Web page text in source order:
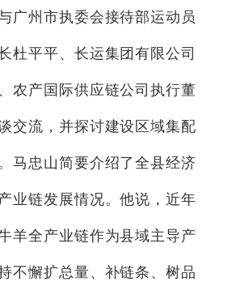
广州市执委会接待部运动员
杜平平、长运集团有限公司
农产国际供应链公司执行董
交流，并探讨建设区域集配
马忠山简要介绍了全县经济
业链发展情况。他说，近年
羊全产业链作为县域主导产
不懈扩总量、补链条、树品